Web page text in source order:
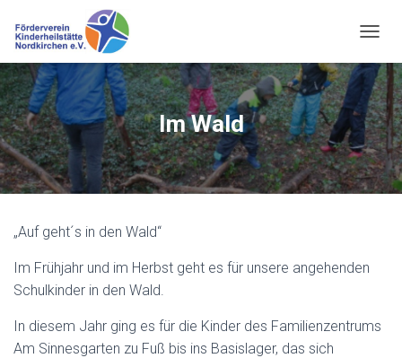
A
V
I
G
A
T
I
O
T
Im Wald
„Auf geht´s in den Wald“
Im Frühjahr und im Herbst geht es für unsere angehenden
Schulkinder in den Wald.
In diesem Jahr ging es für die Kinder des Familienzentrums
Am Sinnesgarten zu Fuß bis ins Basislager, das sich